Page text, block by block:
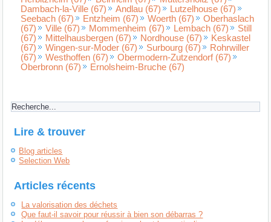
Dambach-la-Ville (67)
Andlau (67)
Lutzelhouse (67)
Seebach (67)
Entzheim (67) Woerth (67)
Oberhaslach
(67)
Ville (67) Mommenheim (67) Lembach (67)
Still
(67)
Mittelhausbergen (67) Nordhouse (67)
Keskastel
(67)
Wingen-sur-Moder (67) Surbourg (67)
Rohrwiller
(67)
Westhoffen (67)
Obermodern-Zutzendorf (67)
Oberbronn (67)
Ernolsheim-Bruche (67)
Lire & trouver
Blog articles
Selection Web
Articles récents
La valorisation des déchets
Que faut-il savoir pour réussir à bien son débarras ?